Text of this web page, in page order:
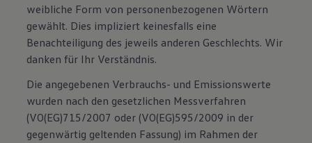
weibliche Form von personenbezogenen Wörtern
gewählt. Dies impliziert keinesfalls eine
Benachteiligung des jeweils anderen Geschlechts. Wir
danken für Ihr Verständnis.
Die angegebenen Verbrauchs- und Emissionswerte
wurden nach den gesetzlichen Messverfahren
(VO(EG)715/2007 oder (VO(EG)595/2009 in der
gegenwärtig geltenden Fassung) im Rahmen der